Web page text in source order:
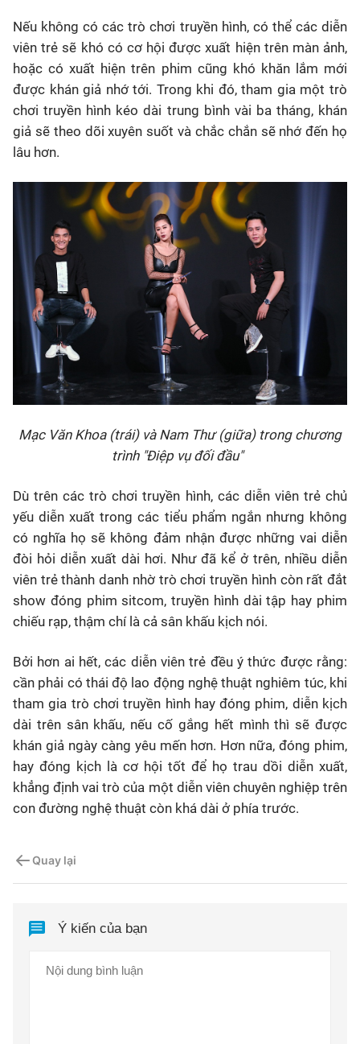
Nếu không có các trò chơi truyền hình, có thể các diễn
viên trẻ sẽ khó có cơ hội được xuất hiện trên màn ảnh,
hoặc có xuất hiện trên phim cũng khó khăn lắm mới
được khán giả nhớ tới. Trong khi đó, tham gia một trò
chơi truyền hình kéo dài trung bình vài ba tháng, khán
giả sẽ theo dõi xuyên suốt và chắc chắn sẽ nhớ đến họ
lâu hơn.
Mạc Văn Khoa (trái) và Nam Thư (giữa) trong chương
trình "Điệp vụ đối đầu"
Dù trên các trò chơi truyền hình, các diễn viên trẻ chủ
yếu diễn xuất trong các tiểu phẩm ngắn nhưng không
có nghĩa họ sẽ không đảm nhận được những vai diễn
đòi hỏi diễn xuất dài hơi. Như đã kể ở trên, nhiều diễn
viên trẻ thành danh nhờ trò chơi truyền hình còn rất đắt
show đóng phim sitcom, truyền hình dài tập hay phim
chiếu rạp, thậm chí là cả sân khấu kịch nói.
Bởi hơn ai hết, các diễn viên trẻ đều ý thức được rằng:
cần phải có thái độ lao động nghệ thuật nghiêm túc, khi
tham gia trò chơi truyền hình hay đóng phim, diễn kịch
dài trên sân khấu, nếu cố gắng hết mình thì sẽ được
khán giả ngày càng yêu mến hơn. Hơn nữa, đóng phim,
hay đóng kịch là cơ hội tốt để họ trau dồi diễn xuất,
khẳng định vai trò của một diễn viên chuyên nghiệp trên
con đường nghệ thuật còn khá dài ở phía trước.
Quay lại
Ý kiến của bạn